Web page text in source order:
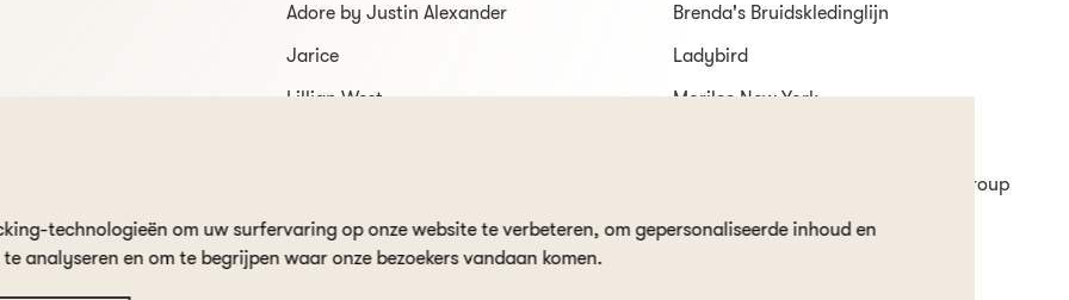
technologieën om uw surfervaring op onze website te verbeteren, om gepersonaliseerde inhoud en
analyseren en om te begrijpen waar onze bezoekers vandaan komen.
Adore by Justin Alexander
Brenda's Bruidskledinglijn
Jarice
Ladybird
Lillian West
Morilee New York
White One by Pronovias Fashion Group